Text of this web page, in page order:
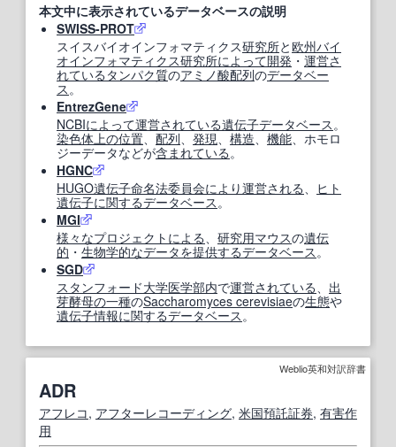
本文中に表示されているデータベースの説明
SWISS-PROT
スイスバイオインフォマティクス研究所と欧州バイ
オインフォマティクス研究所によって開発 ・ 運営さ
れている タンパク質のアミノ酸配列のデータベー
ス 。
EntrezGene
NCBIによって運営されている遺伝子データベース 。
染色体 上の位置 配列 発現 構造 機能 、ホモロ
ジーデータなどが含まれている 。
HGNC
HUGO遺伝子命名法委員会により運営される
ヒト
遺伝子に関するデータベース 。
MGI
様々なプロジェクト による 研究用マウスの遺伝
的 ・ 生物学的なデータを提供するデータベース 。
SGD
スタンフォード大学医学部内で運営されている
出
芽酵母の一種のSaccharomyces cerevisiaeの生態や
遺伝子情報に関するデータベース 。
Weblio英和対訳辞書
ADR
アフレコ, アフターレコーディング, 米国預託証券, 有害作
用